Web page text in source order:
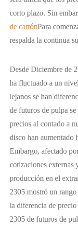
corto plazo. Sin
de cartónPara
respalda la continua
Desde Diciembre de
ha fluctuado a un
lejanos se han
de futuros de pulpa
precios al contado a
disco han aumentado
Embargo, afectado
cotizaciones externas
producción en el
2305 mostró un
la diferencia de
2305 de futuros de